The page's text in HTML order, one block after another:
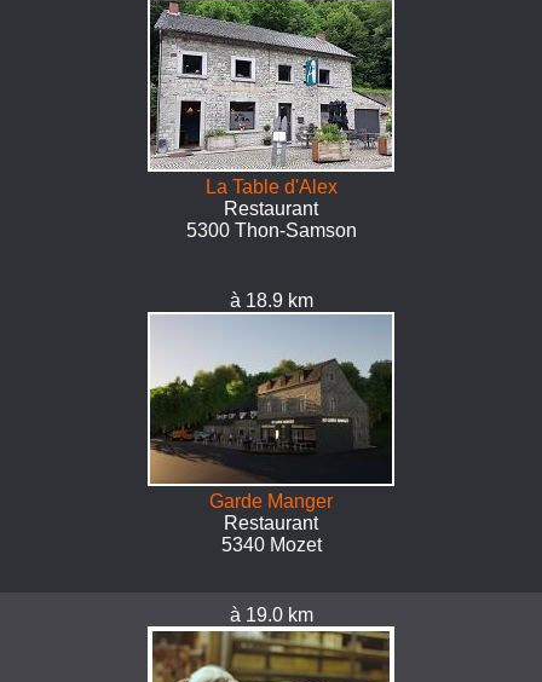
La Table d'Alex
Restaurant
5300 Thon-Samson
à 18.9 km
Garde Manger
Restaurant
5340 Mozet
à 19.0 km